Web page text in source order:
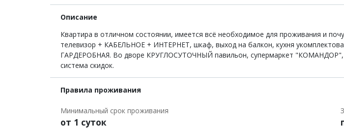
Описание
Квартира в отличном состоянии, имеется всё необходимое для проживания и
телевизор + КАБЕЛЬНОЕ + ИНТЕРНЕТ, шкаф, выход на балкон, кухня
ГАРДЕРОБНАЯ. Во дворе КРУГЛОСУТОЧНЫЙ павильон, супермаркет "КОМАНДОР",
система скидок.
Правила проживания
Минимальный срок проживания
от 1 суток